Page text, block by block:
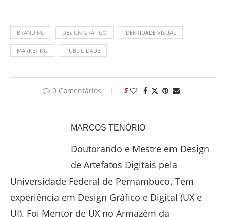
BRANDING DESIGN GRÁFICO IDENTIDADE VISUAL
MARKETING PUBLICIDADE
0 Comentários 5
MARCOS TENÓRIO
Doutorando e Mestre em Design
de Artefatos Digitais pela
Universidade Federal de Pernambuco. Tem
experiência em Design Gráfico e Digital (UX e
UI). Foi Mentor de UX no Armazém da